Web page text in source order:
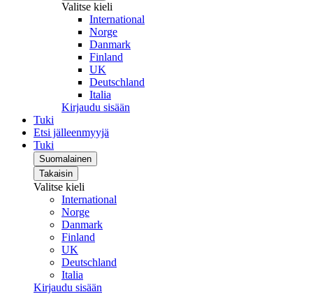
Valitse kieli
International
Norge
Danmark
Finland
UK
Deutschland
Italia
Kirjaudu sisään
Tuki
Etsi jälleenmyyjä
Tuki
Suomalainen
Takaisin
Valitse kieli
International
Norge
Danmark
Finland
UK
Deutschland
Italia
Kirjaudu sisään